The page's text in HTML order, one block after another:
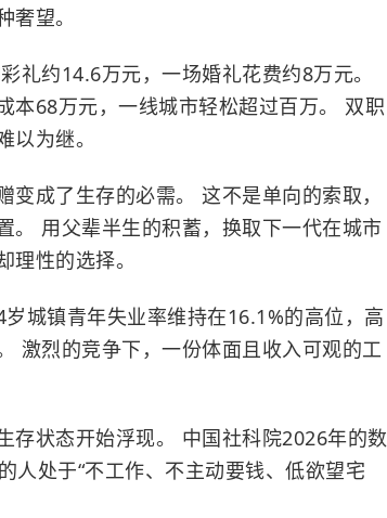
望。
礼约14.6万元，一场婚礼花费约8万元。
本68万元，一线城市轻松超过百万。 双职
为继。
成了生存的必需。 这不是单向的索取，
。 用父辈半生的积蓄，换取下一代在城市
性的选择。
城镇青年失业率维持在16.1%的高位，高
激烈的竞争下，一份体面且收入可观的工
存状态开始浮现。 中国社科院2026年的数
人处于“不工作、不主动要钱、低欲望宅